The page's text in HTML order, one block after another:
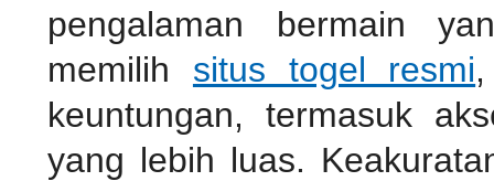
pengalaman bermain
memilih situs togel resmi
keuntungan, termasuk
yang lebih luas.